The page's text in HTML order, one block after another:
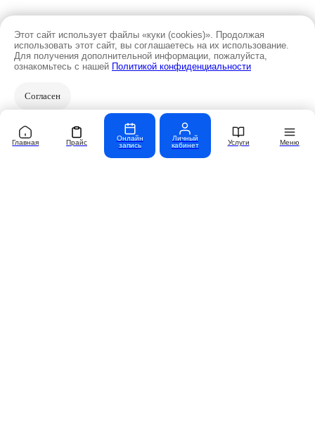
Главная Прайс
Онлайн
запись
Личный
кабинет
Услуги Меню
Этот сайт использует файлы «куки (cookies)». Продолжая
использовать этот сайт, вы соглашаетесь на их использование.
Для получения дополнительной информации, пожалуйста,
ознакомьтесь с нашей Политикой конфиденциальности
Согласен